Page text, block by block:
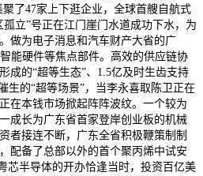
了47家上下逛企业，全球首艘自航式
立”号正在江门崖门水道成功下水，为
做为电子消息和汽车财产大省的广
能硬件等焦点部件。高效的供应链协
成的“超等生态”、1.5亿及时生齿支持
生的“超等场景”，当李永喜取陈卫正在
在本钱市场掀起阵阵波纹。一个较为
成长为广东省首家登岸创业板的机械
者接连不断，广东全省积极鞭策制制
配备了总部以外的首个聚丙烯中试安
芯半导体的开办恰逢当时，投资百亿美